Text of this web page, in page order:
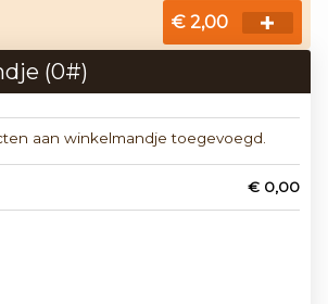
€ 2,00
(0#)
aan winkelmandje toegevoegd.
€ 0,00